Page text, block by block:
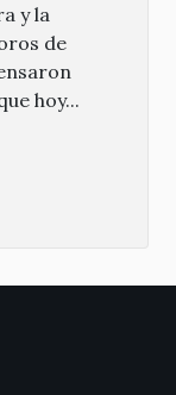
y la
de
hoy...